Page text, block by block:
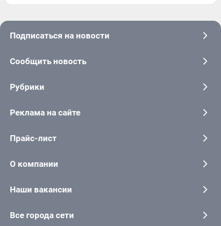
Подписаться на новости
Сообщить новость
Рубрики
Реклама на сайте
Прайс-лист
О компании
Наши вакансии
Все города сети